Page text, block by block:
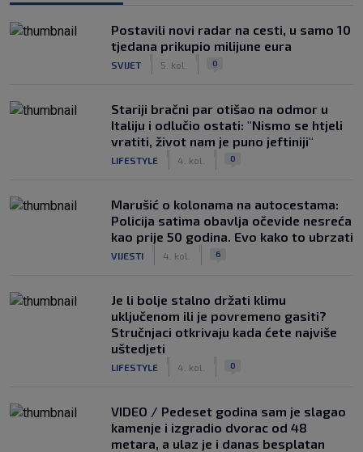
Postavili novi radar na cesti, u samo 10
tjedana prikupio milijune eura
SVIJET 5. kol. 0
Stariji bračni par otišao na odmor u
Italiju i odlučio ostati: "Nismo se htjeli
vratiti, život nam je puno jeftiniji"
LIFESTYLE 4. kol. 0
Marušić o kolonama na autocestama:
Policija satima obavlja očevide nesreća
kao prije 50 godina. Evo kako to ubrzati
VIJESTI 4. kol. 6
Je li bolje stalno držati klimu
uključenom ili je povremeno gasiti?
Stručnjaci otkrivaju kada ćete najviše
uštedjeti
LIFESTYLE 4. kol. 0
VIDEO / Pedeset godina sam je slagao
kamenje i izgradio dvorac od 48
metara, a ulaz je i danas besplatan